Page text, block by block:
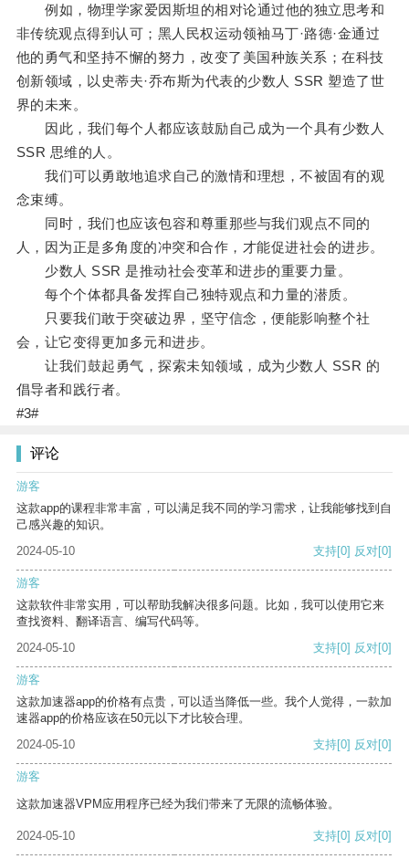
例如，物理学家爱因斯坦的相对论通过他的独立思考和
非传统观点得到认可；黑人民权运动领袖马丁·路德·金通过
他的勇气和坚持不懈的努力，改变了美国种族关系；在科技
创新领域，以史蒂夫·乔布斯为代表的少数人 SSR 塑造了世
界的未来。
因此，我们每个人都应该鼓励自己成为一个具有少数人
SSR 思维的人。
我们可以勇敢地追求自己的激情和理想，不被固有的观
念束缚。
同时，我们也应该包容和尊重那些与我们观点不同的
人，因为正是多角度的冲突和合作，才能促进社会的进步。
少数人 SSR 是推动社会变革和进步的重要力量。
每个个体都具备发挥自己独特观点和力量的潜质。
只要我们敢于突破边界，坚守信念，便能影响整个社
会，让它变得更加多元和进步。
让我们鼓起勇气，探索未知领域，成为少数人 SSR 的
倡导者和践行者。
#3#
评论
游客
这款app的课程非常丰富，可以满足我不同的学习需求，让我能够找到自
己感兴趣的知识。
2024-05-10
支持[0] 反对[0]
游客
这款软件非常实用，可以帮助我解决很多问题。比如，我可以使用它来
查找资料、翻译语言、编写代码等。
2024-05-10
支持[0] 反对[0]
游客
这款加速器app的价格有点贵，可以适当降低一些。我个人觉得，一款加
速器app的价格应该在50元以下才比较合理。
2024-05-10
支持[0] 反对[0]
游客
这款加速器VPM应用程序已经为我们带来了无限的流畅体验。
2024-05-10 支持[0] 反对[0]